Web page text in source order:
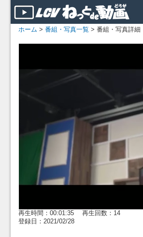
ホーム > 番組・写真一覧 > 番組・写真詳細
再生時間：00:01:35 再生回数：14
登録日：2021/02/28